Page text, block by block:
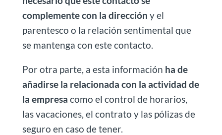
complemente con la dirección y el
parentesco o la relación sentimental que
se mantenga con este contacto.
Por otra parte, a esta información ha de
añadirse la relacionada con la actividad de
la empresa como el control de horarios,
las vacaciones, el contrato y las pólizas de
seguro en caso de tener.